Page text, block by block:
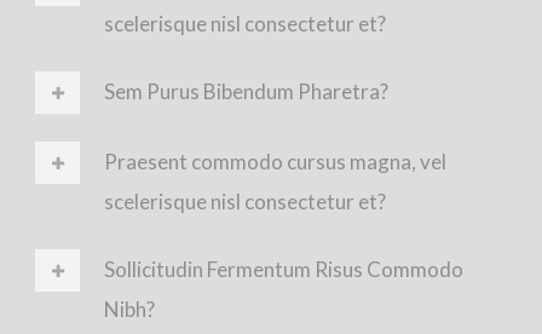
scelerisque nisl consectetur et?
Sem Purus Bibendum Pharetra?
Praesent commodo cursus magna, vel
scelerisque nisl consectetur et?
Sollicitudin Fermentum Risus Commodo
Nibh?